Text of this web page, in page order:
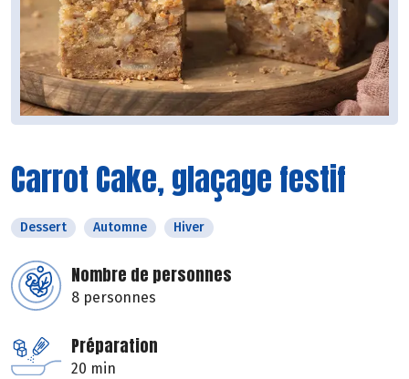
Carrot Cake, glaçage festif
Dessert Automne Hiver
Nombre de personnes
8 personnes
Préparation
20 min